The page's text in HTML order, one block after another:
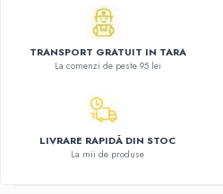
Atlase, dictionare si enciclopedii
Dictionare de limba romana
Dictionare tematice
Diete si fitness
TRANSPORT GRATUIT IN TARA
La comenzi de peste 95 lei
LIVRARE RAPIDĂ DIN STOC
La mii de produse